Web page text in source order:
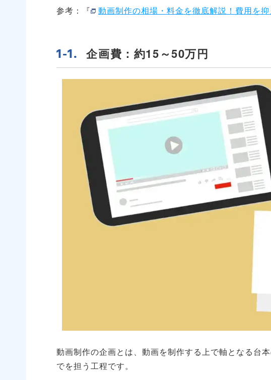
参考：『 動画制作の相場・料金を徹底解説！費用を
企画費：約15～50万円
動画制作の企画とは、動画を制作する上で軸となる台
でを担う工程です。